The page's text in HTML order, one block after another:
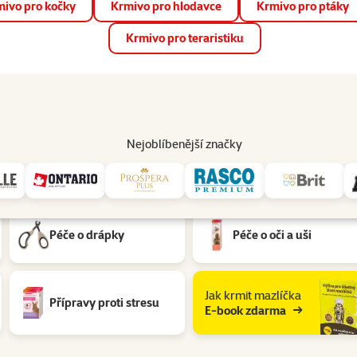
📱 Stáhněte si novou aplikaci Super zoo.Více informací
pro kočky Krmivo pro hlodavce Krmivo pro ptáky
Krmivo pro teraristiku
Nejoblíbenější značky
Prodejny Služby
Péče o drápky Péče o oči a uši
Přípravy proti stresu
Jak krmit mazlíčka
E-book zdarma